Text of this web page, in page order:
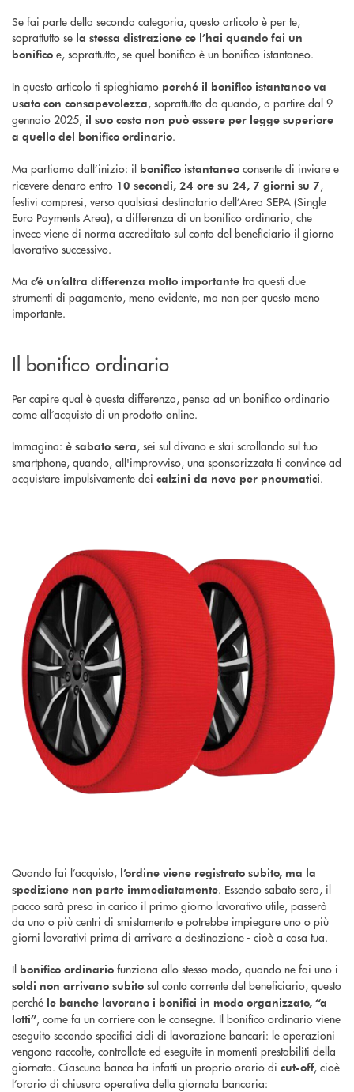
Se fai parte della seconda categoria, questo articolo è per te,
soprattutto se la stessa distrazione ce l’hai quando fai un
bonifico e, soprattutto, se quel bonifico è un bonifico istantaneo.
In questo articolo ti spieghiamo perché il bonifico istantaneo va
usato con consapevolezza, soprattutto da quando, a partire dal 9
gennaio 2025, il suo costo non può essere per legge superiore
a quello del bonifico ordinario.
Ma partiamo dall’inizio: il bonifico istantaneo consente di inviare e
ricevere denaro entro 10 secondi, 24 ore su 24, 7 giorni su 7,
festivi compresi, verso qualsiasi destinatario dell’Area SEPA (Single
Euro Payments Area), a differenza di un bonifico ordinario, che
invece viene di norma accreditato sul conto del beneficiario il giorno
lavorativo successivo.
Ma c’è un’altra differenza molto importante tra questi due
strumenti di pagamento, meno evidente, ma non per questo meno
importante.
Il bonifico ordinario
Per capire qual è questa differenza, pensa ad un bonifico ordinario
come all’acquisto di un prodotto online.
Immagina: è sabato sera, sei sul divano e stai scrollando sul tuo
smartphone, quando, all'improvviso, una sponsorizzata ti convince ad
acquistare impulsivamente dei calzini da neve per pneumatici.
Quando fai l’acquisto, l’ordine viene registrato subito, ma la
spedizione non parte immediatamente. Essendo sabato sera, il
pacco sarà preso in carico il primo giorno lavorativo utile, passerà
da uno o più centri di smistamento e potrebbe impiegare uno o più
giorni lavorativi prima di arrivare a destinazione - cioè a casa tua.
Il bonifico ordinario funziona allo stesso modo, quando ne fai uno i
soldi non arrivano subito sul conto corrente del beneficiario, questo
perché le banche lavorano i bonifici in modo organizzato, “a
lotti”, come fa un corriere con le consegne. Il bonifico ordinario viene
eseguito secondo specifici cicli di lavorazione bancari: le operazioni
vengono raccolte, controllate ed eseguite in momenti prestabiliti della
giornata. Ciascuna banca ha infatti un proprio orario di cut-off, cioè
l’orario di chiusura operativa della giornata bancaria: